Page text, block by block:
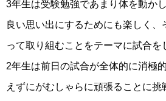
3年生は受験勉強であまり体を動か
良い思い出にするためにも楽しく、
って取り組むことをテーマに試合を
2年生は前日の試合が全体的に消極
えずにがむしゃらに頑張ることに挑